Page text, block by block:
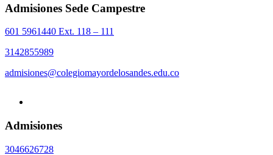
Admisiones Sede Campestre
601 5961440 Ext. 118 – 111
3142855989
admisiones@colegiomayordelosandes.edu.co
Admisiones
3046626728